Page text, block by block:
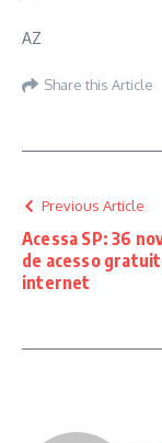
AZ
Share this Article
Previous Article
Acessa SP: 36
de acesso
internet